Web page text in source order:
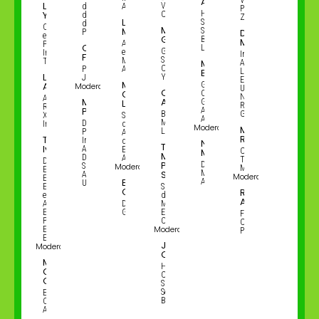
Liuca
Yonaha
Cofundadora
e Vice-
Presidente,
Instituto
Talanoa
Luiza
Aguiar
Associate de
Research ESG,
XP
Investimentos
Thiago
Ivanoski
Diretor de
Estudos
Econômico-
Energéticos
e
Ambientais,
Empresa de
Pesquisa
Energética -
EPE
Moderação:
Maria
Gravina
Ogata
Escritora e
Consultora
Ambiental
de Águas
do Estado
de São
Paulo
Celso
Florêncio
Prefeito de
Jacareí, SP
Moderação:
Monica
Picavea
Diretora
Presidente,
Instituto
Artesano e
Diretora de
Sustentabilidade,
Artesano
Urbanismo
Advogados
Lucas
Milaré
Advogado
e Sócio,
Milaré
Advogados
Maria Paula
Guillaumon
Lopes
Superintendente
de
Administração
de Riscos,
Ecourbis
Ambiental
Moderação:
Eduardo
Carvalho
Diretor,
Geoprospec
Vibra
Comerc
Marcelo
Gobitta
Gerente de
Sustentabilidade
Corporativa,
Yara Brasil
Olívia
Araújo
Brand
Manager,
Linus
Thais
Metidieri
Piellusch
Savian
Supervisora
de
Marketing e
ESG,
Odontoprev
Moderação:
João
Castro
Head of
Corporate
Sustainability
Services, EBP
Brasil
Head de
Serviços de
Sustentabilidade
Brasil & Greater
LatAm, JLL
Mariana
Bosso
Gerente de
Capex e
Gestão de
Ativos,
Arteris
Moderação:
Ney
Maron
Diretor,
Maron
Ambiental
Presidente,
ZEG
Domenico
Machado
Industry
Advisor
Latam –
Energy &
Utilities &
Natural
Resources,
Google Cloud
Marcos
Rosa
Coordenador
Técnico,
MapBiomas
Moderação:
Rico
Araújo
Fundador e
Conselheiro,
PX/BRASIL